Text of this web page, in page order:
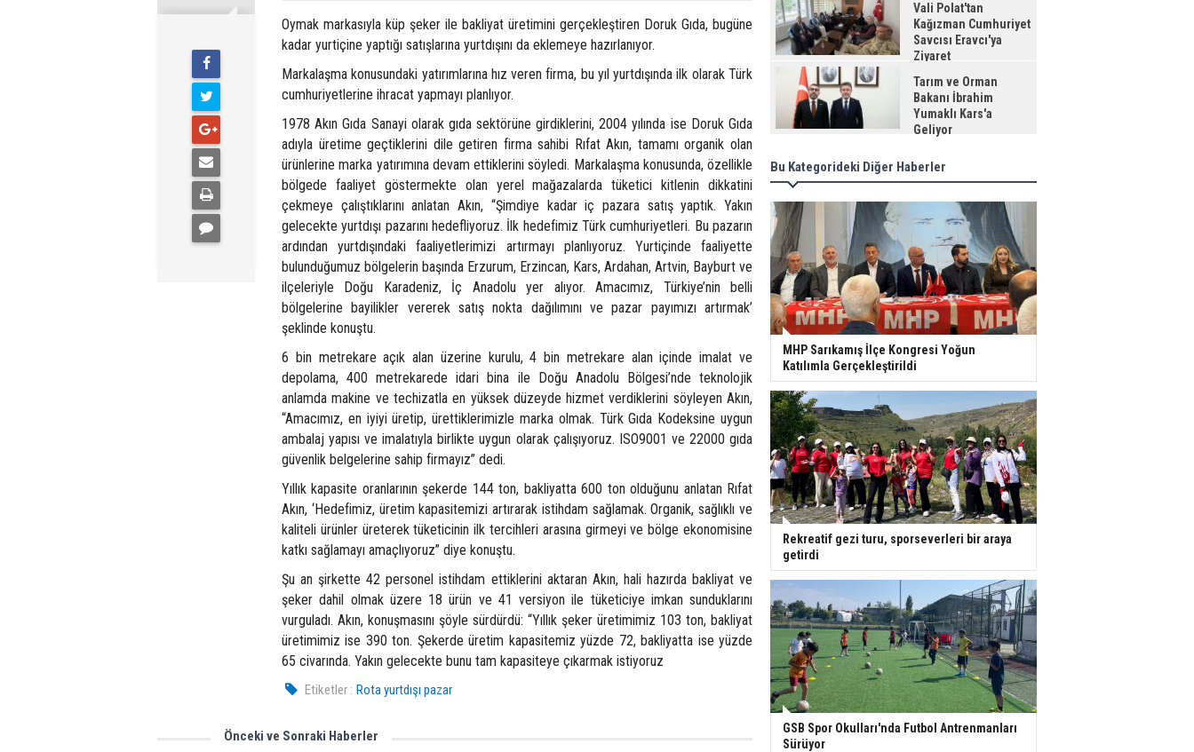
Oymak markasıyla küp şeker ile bakliyat üretimini gerçekleştiren Doruk Gıda, bugüne
kadar yurtiçine yaptığı satışlarına yurtdışını da eklemeye hazırlanıyor.
Markalaşma konusundaki yatırımlarına hız veren firma, bu yıl yurtdışında ilk olarak Türk
cumhuriyetlerine ihracat yapmayı planlıyor.
1978 Akın Gıda Sanayi olarak gıda sektörüne girdiklerini, 2004 yılında ise Doruk Gıda
adıyla üretime geçtiklerini dile getiren firma sahibi Rıfat Akın, tamamı organik olan
ürünlerine marka yatırımına devam ettiklerini söyledi. Markalaşma konusunda, özellikle
bölgede faaliyet göstermekte olan yerel mağazalarda tüketici kitlenin dikkatini
çekmeye çalıştıklarını anlatan Akın, “Şimdiye kadar iç pazara satış yaptık. Yakın
gelecekte yurtdışı pazarını hedefliyoruz. İlk hedefimiz Türk cumhuriyetleri. Bu pazarın
ardından yurtdışındaki faaliyetlerimizi artırmayı planlıyoruz. Yurtiçinde faaliyette
bulunduğumuz bölgelerin başında Erzurum, Erzincan, Kars, Ardahan, Artvin, Bayburt ve
ilçeleriyle Doğu Karadeniz, İç Anadolu yer alıyor. Amacımız, Türkiye’nin belli
bölgelerine bayilikler vererek satış nokta dağılımını ve pazar payımızı artırmak’
şeklinde konuştu.
6 bin metrekare açık alan üzerine kurulu, 4 bin metrekare alan içinde imalat ve
depolama, 400 metrekarede idari bina ile Doğu Anadolu Bölgesi’nde teknolojik
anlamda makine ve techizatla en yüksek düzeyde hizmet verdiklerini söyleyen Akın,
“Amacımız, en iyiyi üretip, ürettiklerimizle marka olmak. Türk Gıda Kodeksine uygun
ambalaj yapısı ve imalatıyla birlikte uygun olarak çalışıyoruz. ISO9001 ve 22000 gıda
güvenlik belgelerine sahip firmayız” dedi.
Yıllık kapasite oranlarının şekerde 144 ton, bakliyatta 600 ton olduğunu anlatan Rıfat
Akın, ‘Hedefimiz, üretim kapasitemizi artırarak istihdam sağlamak. Organik, sağlıklı ve
kaliteli ürünler üreterek tüketicinin ilk tercihleri arasına girmeyi ve bölge ekonomisine
katkı sağlamayı amaçlıyoruz” diye konuştu.
Şu an şirkette 42 personel istihdam ettiklerini aktaran Akın, hali hazırda bakliyat ve
şeker dahil olmak üzere 18 ürün ve 41 versiyon ile tüketiciye imkan sunduklarını
vurguladı. Akın, konuşmasını şöyle sürdürdü: “Yıllık şeker üretimimiz 103 ton, bakliyat
üretimimiz ise 390 ton. Şekerde üretim kapasitemiz yüzde 72, bakliyatta ise yüzde
65 civarında. Yakın gelecekte bunu tam kapasiteye çıkarmak istiyoruz
Etiketler : Rota yurtdışı pazar
Önceki ve Sonraki Haberler
Vali Polat'tan
Kağızman Cumhuriyet
Savcısı Eravcı'ya
Ziyaret
Tarım ve Orman
Bakanı İbrahim
Yumaklı Kars'a
Geliyor
Bu Kategorideki Diğer Haberler
MHP Sarıkamış İlçe Kongresi Yoğun
Katılımla Gerçekleştirildi
Rekreatif gezi turu, sporseverleri bir araya
getirdi
GSB Spor Okulları'nda Futbol Antrenmanları
Sürüyor